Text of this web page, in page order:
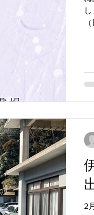
で
了
佐
2